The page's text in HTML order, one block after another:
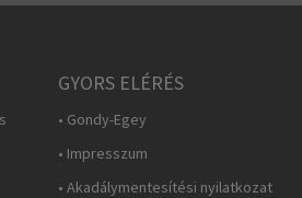
GYORS ELÉRÉS
• Gondy-Egey
• Impresszum
• Akadálymentesítési nyilatkozat